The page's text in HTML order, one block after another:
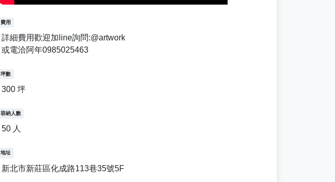
費用
詳細費用歡迎加line詢問:@artwork
或電洽阿年0985025463
坪數
300 坪
容納人數
50 人
地址
新北市新莊區化成路113巷35號5F